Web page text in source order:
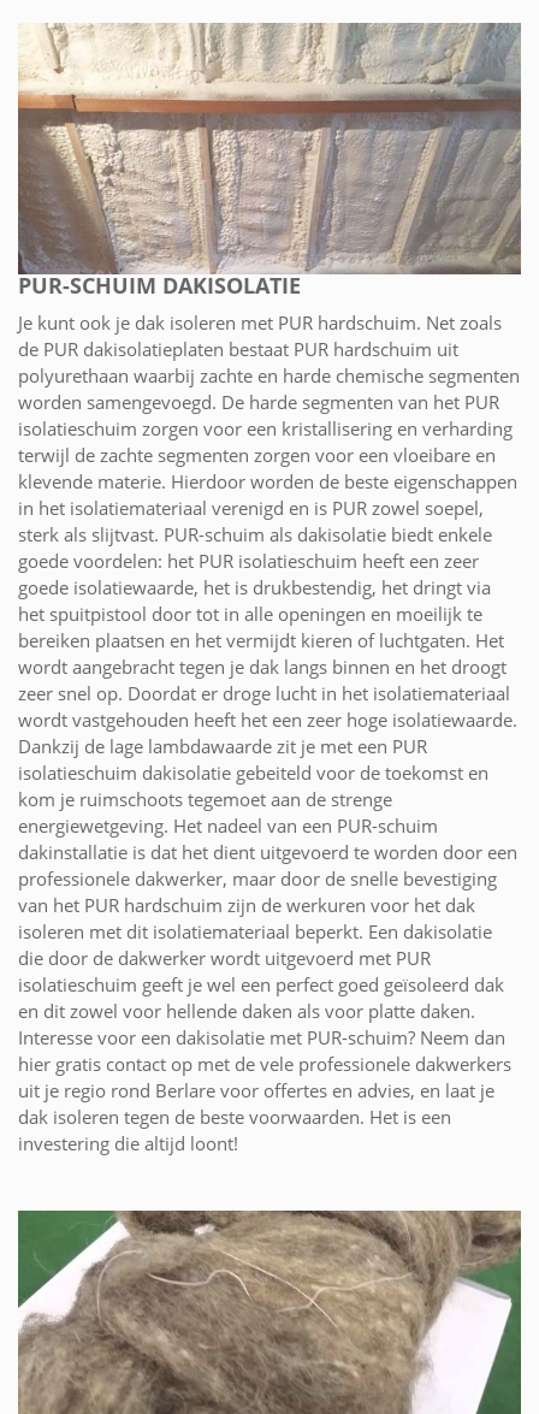
PUR-SCHUIM DAKISOLATIE
Je kunt ook je dak isoleren met PUR hardschuim. Net zoals
de PUR dakisolatieplaten bestaat PUR hardschuim uit
polyurethaan waarbij zachte en harde chemische segmenten
worden samengevoegd. De harde segmenten van het PUR
isolatieschuim zorgen voor een kristallisering en verharding
terwijl de zachte segmenten zorgen voor een vloeibare en
klevende materie. Hierdoor worden de beste eigenschappen
in het isolatiemateriaal verenigd en is PUR zowel soepel,
sterk als slijtvast. PUR-schuim als dakisolatie biedt enkele
goede voordelen: het PUR isolatieschuim heeft een zeer
goede isolatiewaarde, het is drukbestendig, het dringt via
het spuitpistool door tot in alle openingen en moeilijk te
bereiken plaatsen en het vermijdt kieren of luchtgaten. Het
wordt aangebracht tegen je dak langs binnen en het droogt
zeer snel op. Doordat er droge lucht in het isolatiemateriaal
wordt vastgehouden heeft het een zeer hoge isolatiewaarde.
Dankzij de lage lambdawaarde zit je met een PUR
isolatieschuim dakisolatie gebeiteld voor de toekomst en
kom je ruimschoots tegemoet aan de strenge
energiewetgeving. Het nadeel van een PUR-schuim
dakinstallatie is dat het dient uitgevoerd te worden door een
professionele dakwerker, maar door de snelle bevestiging
van het PUR hardschuim zijn de werkuren voor het dak
isoleren met dit isolatiemateriaal beperkt. Een dakisolatie
die door de dakwerker wordt uitgevoerd met PUR
isolatieschuim geeft je wel een perfect goed geïsoleerd dak
en dit zowel voor hellende daken als voor platte daken.
Interesse voor een dakisolatie met PUR-schuim? Neem dan
hier gratis contact op met de vele professionele dakwerkers
uit je regio rond Berlare voor offertes en advies, en laat je
dak isoleren tegen de beste voorwaarden. Het is een
investering die altijd loont!